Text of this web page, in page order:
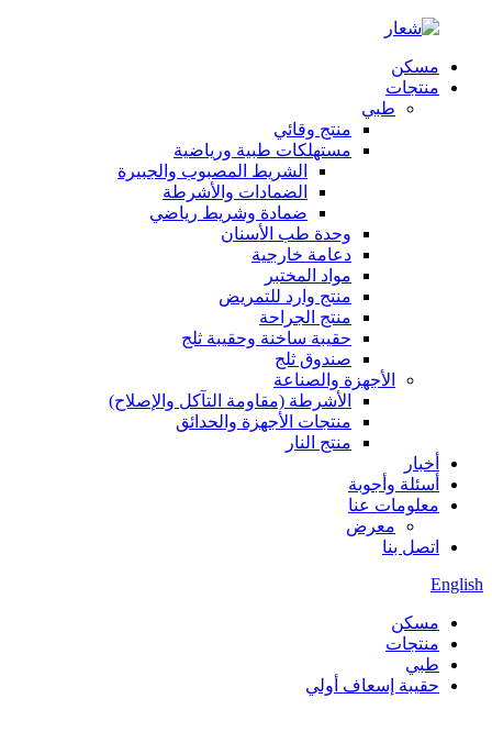
مسكن
منتجات
طبي
منتج وقائي
مستهلكات طبية ورياضية
الشريط المصبوب والجبيرة
الضمادات والأشرطة
ضمادة وشريط رياضي
وحدة طب الأسنان
دعامة خارجية
مواد المختبر
منتج وارد للتمريض
منتج الجراحة
حقيبة ساخنة وحقيبة ثلج
صندوق ثلج
الأجهزة والصناعة
الأشرطة (مقاومة التآكل والإصلاح)
منتجات الأجهزة والحدائق
منتج النار
أخبار
أسئلة وأجوبة
معلومات عنا
معرض
اتصل بنا
English
مسكن
منتجات
طبي
حقيبة إسعاف أولي